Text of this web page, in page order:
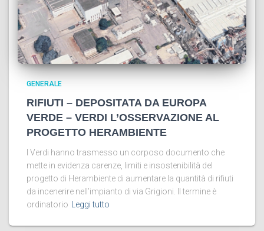
GENERALE
RIFIUTI – DEPOSITATA DA EUROPA
VERDE – VERDI L’OSSERVAZIONE AL
PROGETTO HERAMBIENTE
I Verdi hanno trasmesso un corposo documento che
mette in evidenza carenze, limiti e insostenibilità del
progetto di Herambiente di aumentare la quantità di rifiuti
da incenerire nell’impianto di via Grigioni. Il termine è
ordinatorio Leggi tutto